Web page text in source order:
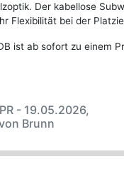
Der kabellose
Flexibilität bei der
ist ab sofort zu einem
- 19.05.2026,
Brunn